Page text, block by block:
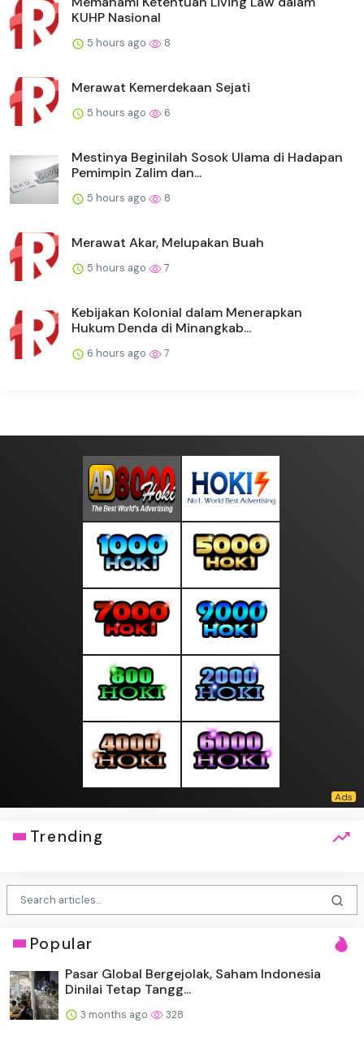
KUHP Nasional
5 hours ago 8
Merawat Kemerdekaan Sejati
5 hours ago 6
Mestinya Beginilah Sosok Ulama di Hadapan
Pemimpin Zalim dan...
5 hours ago 8
Merawat Akar, Melupakan Buah
5 hours ago 7
Kebijakan Kolonial dalam Menerapkan
Hukum Denda di Minangkab...
6 hours ago 7
Trending
Popular
Pasar Global Bergejolak, Saham Indonesia
Dinilai Tetap Tangg...
3 months ago 328